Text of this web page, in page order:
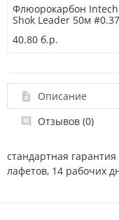
Флюорокарбон Intech
Shok Leader 50м
40.80 б.р.
Описание
Отзывов (0)
стандартная
лафетов, 14 рабочих